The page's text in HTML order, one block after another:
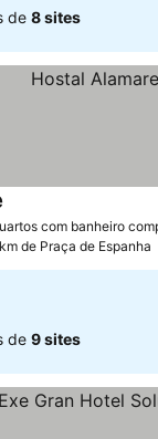
de 8 sites
com banheiro
de Praça de Espanha
de 9 sites